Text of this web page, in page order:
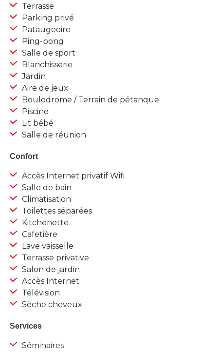
Terrasse
Parking privé
Pataugeoire
Ping-pong
Salle de sport
Blanchisserie
Jardin
Aire de jeux
Boulodrome / Terrain de pétanque
Piscine
Lit bébé
Salle de réunion
Confort
Accès Internet privatif Wifi
Salle de bain
Climatisation
Toilettes séparées
Kitchenette
Cafetière
Lave vaisselle
Terrasse privative
Salon de jardin
Accès Internet
Télévision
Sèche cheveux
Services
Séminaires